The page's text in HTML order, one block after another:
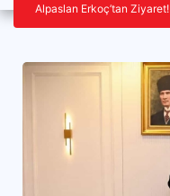
Alpaslan Erkoç’tan Ziyaret!